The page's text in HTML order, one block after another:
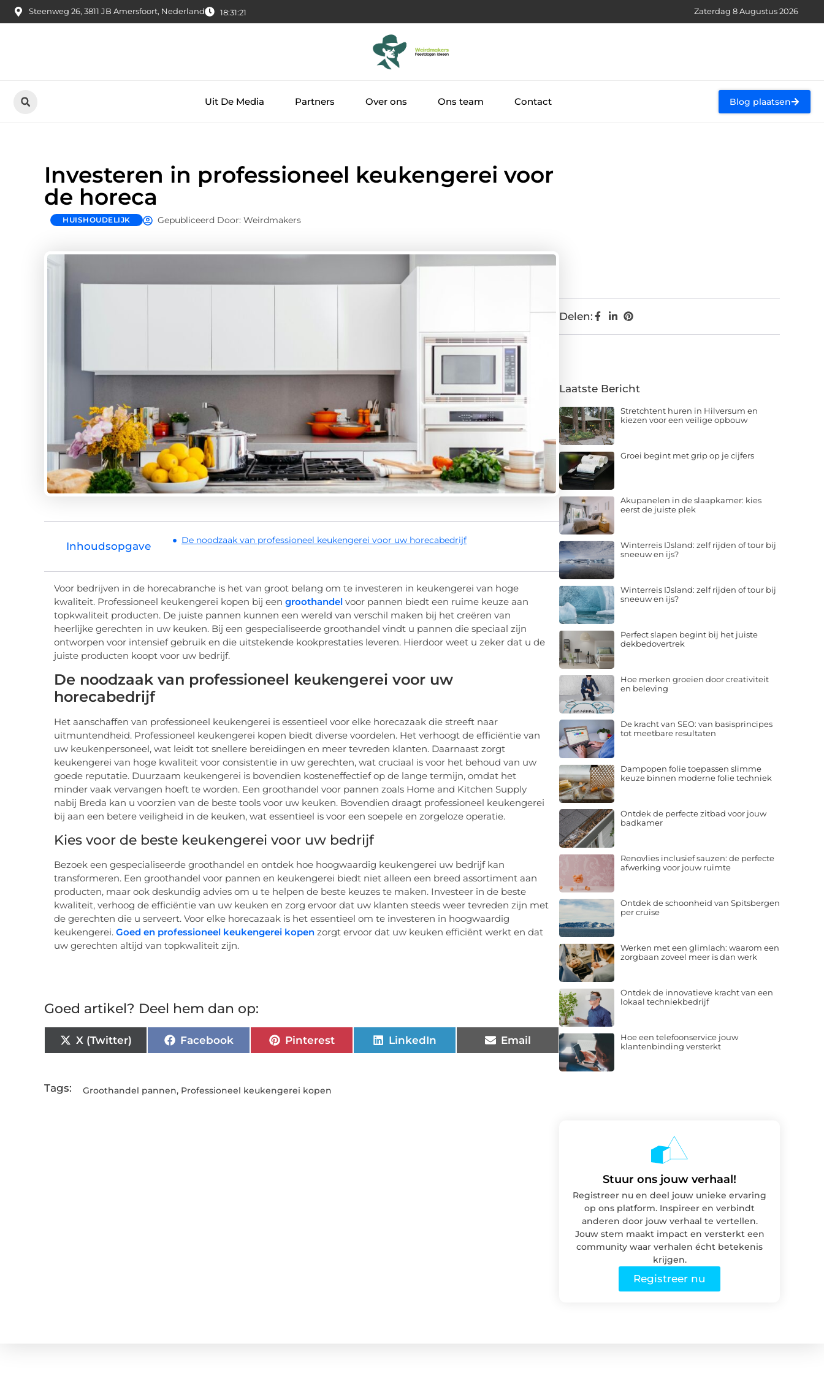
Steenweg 26, 3811 JB Amersfoort, Nederland 18:31:22 Zaterdag 8 Augustus 2026
Uit De Media Partners Over ons Ons team Contact Blog plaatsen
Investeren in professioneel keukengerei voor
de horeca
HUISHOUDELIJK Gepubliceerd Door: Weirdmakers
Inhoudsopgave De noodzaak van professioneel keukengerei voor uw horecabedrijf
Voor bedrijven in de horecabranche is het van groot belang om te investeren in keukengerei van hoge
kwaliteit. Professioneel keukengerei kopen bij een groothandel voor pannen biedt een ruime keuze aan
topkwaliteit producten. De juiste pannen kunnen een wereld van verschil maken bij het creëren van
heerlijke gerechten in uw keuken. Bij een gespecialiseerde groothandel vindt u pannen die speciaal zijn
ontworpen voor intensief gebruik en die uitstekende kookprestaties leveren. Hierdoor weet u zeker dat u de
juiste producten koopt voor uw bedrijf.
De noodzaak van professioneel keukengerei voor uw
horecabedrijf
Het aanschaffen van professioneel keukengerei is essentieel voor elke horecazaak die streeft naar
uitmuntendheid. Professioneel keukengerei kopen biedt diverse voordelen. Het verhoogt de efficiëntie van
uw keukenpersoneel, wat leidt tot snellere bereidingen en meer tevreden klanten. Daarnaast zorgt
keukengerei van hoge kwaliteit voor consistentie in uw gerechten, wat cruciaal is voor het behoud van uw
goede reputatie. Duurzaam keukengerei is bovendien kosteneffectief op de lange termijn, omdat het
minder vaak vervangen hoeft te worden. Een groothandel voor pannen zoals Home and Kitchen Supply
nabij Breda kan u voorzien van de beste tools voor uw keuken. Bovendien draagt professioneel keukengerei
bij aan een betere veiligheid in de keuken, wat essentieel is voor een soepele en zorgeloze operatie.
Kies voor de beste keukengerei voor uw bedrijf
Bezoek een gespecialiseerde groothandel en ontdek hoe hoogwaardig keukengerei uw bedrijf kan
transformeren. Een groothandel voor pannen en keukengerei biedt niet alleen een breed assortiment aan
producten, maar ook deskundig advies om u te helpen de beste keuzes te maken. Investeer in de beste
kwaliteit, verhoog de efficiëntie van uw keuken en zorg ervoor dat uw klanten steeds weer tevreden zijn met
de gerechten die u serveert. Voor elke horecazaak is het essentieel om te investeren in hoogwaardig
keukengerei. Goed en professioneel keukengerei kopen zorgt ervoor dat uw keuken efficiënt werkt en dat
uw gerechten altijd van topkwaliteit zijn.
Goed artikel? Deel hem dan op:
X (Twitter) Facebook Pinterest LinkedIn Email
Tags: Groothandel pannen, Professioneel keukengerei kopen
Delen:
Laatste Bericht
Stretchtent huren in Hilversum en
kiezen voor een veilige opbouw
Groei begint met grip op je cijfers
Akupanelen in de slaapkamer: kies
eerst de juiste plek
Winterreis IJsland: zelf rijden of tour bij
sneeuw en ijs?
Winterreis IJsland: zelf rijden of tour bij
sneeuw en ijs?
Perfect slapen begint bij het juiste
dekbedovertrek
Hoe merken groeien door creativiteit
en beleving
De kracht van SEO: van basisprincipes
tot meetbare resultaten
Dampopen folie toepassen slimme
keuze binnen moderne folie techniek
Ontdek de perfecte zitbad voor jouw
badkamer
Renovlies inclusief sauzen: de perfecte
afwerking voor jouw ruimte
Ontdek de schoonheid van Spitsbergen
per cruise
Werken met een glimlach: waarom een
zorgbaan zoveel meer is dan werk
Ontdek de innovatieve kracht van een
lokaal techniekbedrijf
Hoe een telefoonservice jouw
klantenbinding versterkt
Stuur ons jouw verhaal!
Registreer nu en deel jouw unieke ervaring
op ons platform. Inspireer en verbindt
anderen door jouw verhaal te vertellen.
Jouw stem maakt impact en versterkt een
community waar verhalen écht betekenis
krijgen.
Registreer nu